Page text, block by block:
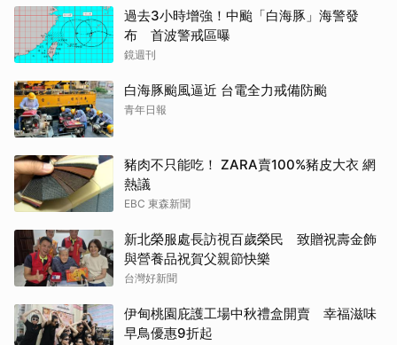
過去3小時增強！中颱「白海豚」海警發
布 首波警戒區曝
鏡週刊
白海豚颱風逼近 台電全力戒備防颱
青年日報
豬肉不只能吃！ ZARA賣100%豬皮大衣 網
熱議
EBC 東森新聞
新北榮服處長訪視百歲榮民 致贈祝壽金飾
與營養品祝賀父親節快樂
台灣好新聞
伊甸桃園庇護工場中秋禮盒開賣 幸福滋味
早鳥優惠9折起